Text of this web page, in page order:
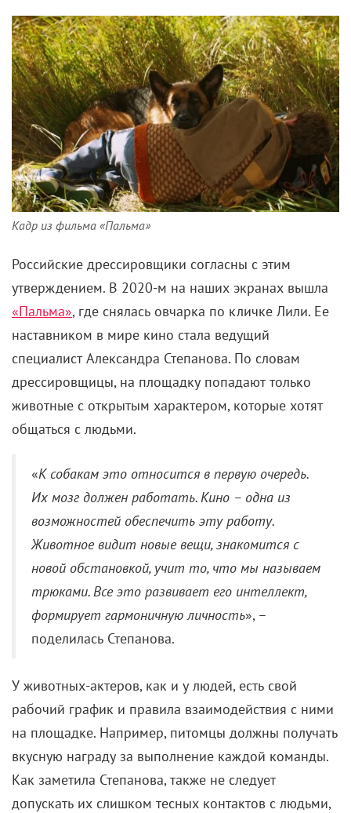
Кадр из фильма «Пальма»
Российские дрессировщики согласны с этим
утверждением. В 2020-м на наших экранах вышла
«Пальма», где снялась овчарка по кличке Лили. Ее
наставником в мире кино стала ведущий
специалист Александра Степанова. По словам
дрессировщицы, на площадку попадают только
животные с открытым характером, которые хотят
общаться с людьми.
«К собакам это относится в первую очередь.
Их мозг должен работать. Кино – одна из
возможностей обеспечить эту работу.
Животное видит новые вещи, знакомится с
новой обстановкой, учит то, что мы называем
трюками. Все это развивает его интеллект,
формирует гармоничную личность», –
поделилась Степанова.
У животных-актеров, как и у людей, есть свой
рабочий график и правила взаимодействия с ними
на площадке. Например, питомцы должны получать
вкусную награду за выполнение каждой команды.
Как заметила Степанова, также не следует
допускать их слишком тесных контактов с людьми,